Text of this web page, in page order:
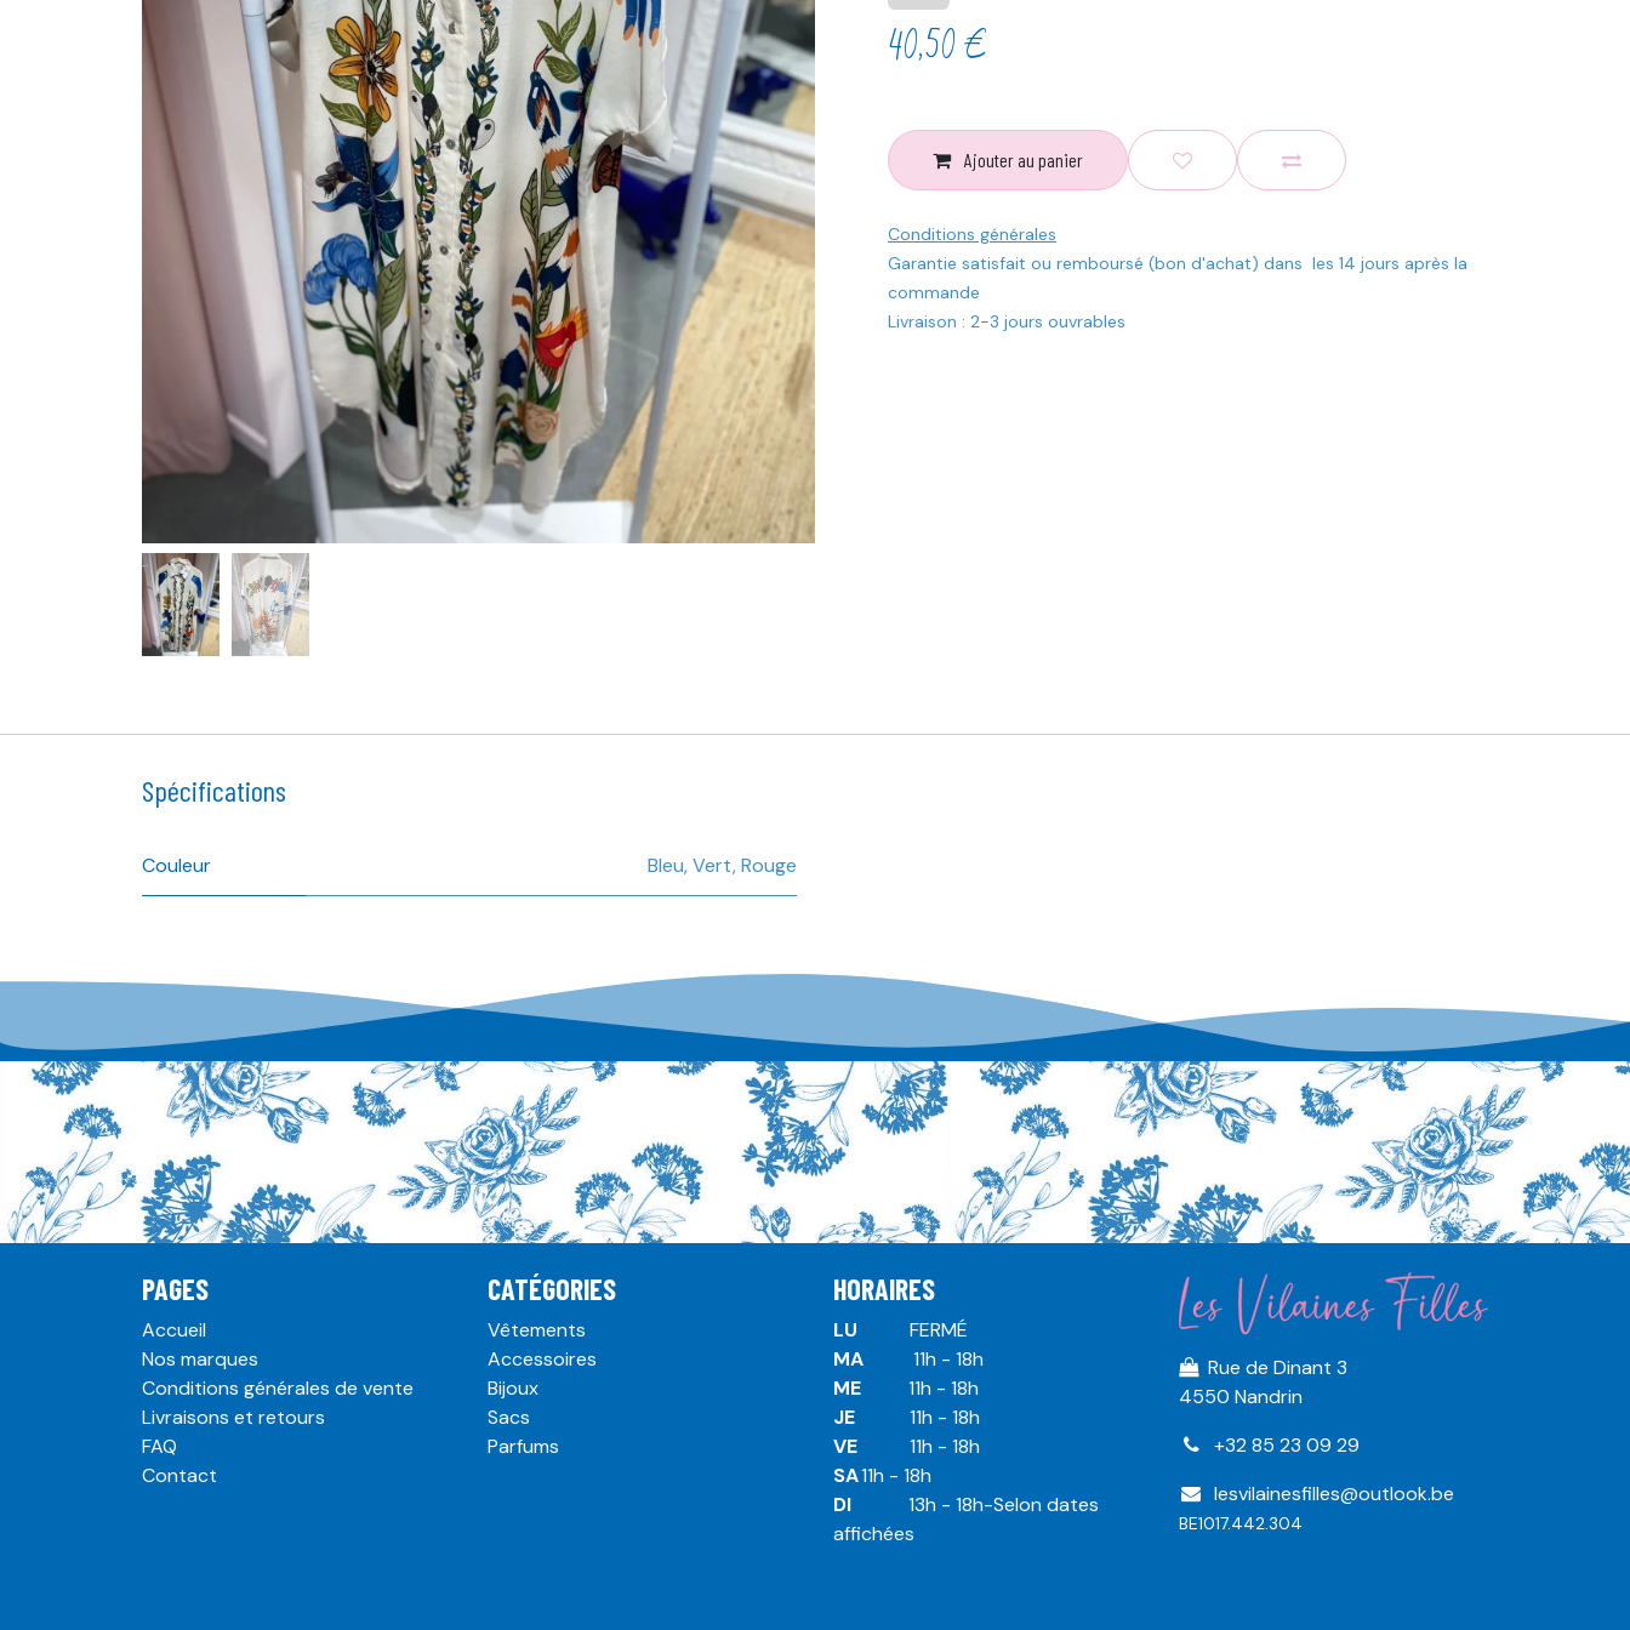
40,50€
Ajouter au panier
Conditions générales
Garantie satisfait ou remboursé (bon d'achat) dans les 14 jours après la
commande
Livraison : 2-3 jours ouvrables
Spécifications
Couleur Bleu,Vert,Rouge
PAGES
Accueil
Nos marques
Conditions générales de vente
Livraisons et retours
FAQ
Contact
CATÉGORIES
Vêtements
Accessoires
Bijoux
Sacs
Parfums
HORAIRES
LU
​ ​FERMÉ
MA
​11h - 18h
ME
​11h - 18h
JE
​​11h - 18h
VE
​​​11h - 18h
SA​​​11h - 18h
DI
​​​ 13h - 18h-Selon dates
affichées
Rue de Dinant 3
4550 Nandrin
+32 85 23 09 29
lesvilainesfilles@outlook.be
BE1017.442.304